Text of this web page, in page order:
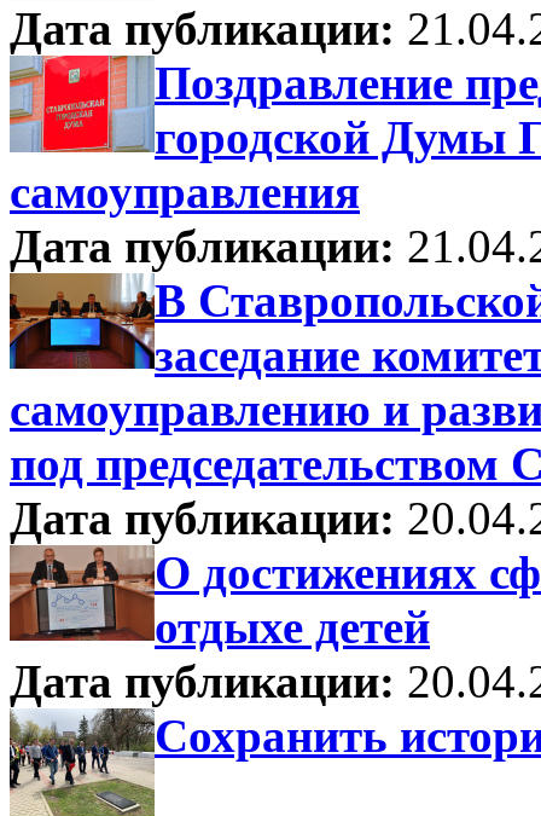
Дата публикации:
Поздравление
городской Думы
самоуправления
Дата публикации:
В
заседание
самоуправлению и
под председательством
Дата публикации:
О достижениях
отдыхе детей
Дата публикации:
Сохранить